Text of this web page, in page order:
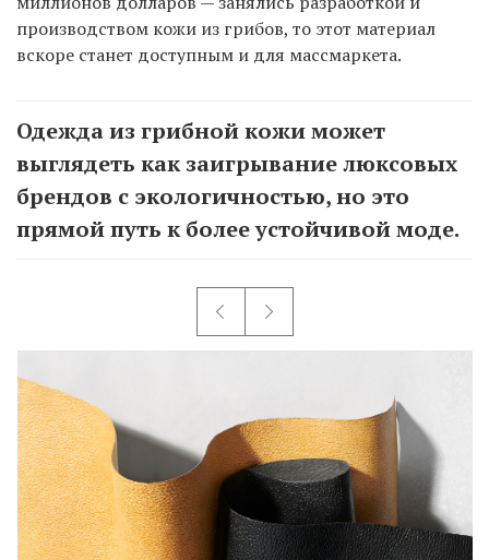
производством кожи из грибов, то этот материал
вскоре станет доступным и для массмаркета.
Одежда из грибной кожи может
выглядеть как заигрывание люксовых
брендов с экологичностью, но это
прямой путь к более устойчивой моде.